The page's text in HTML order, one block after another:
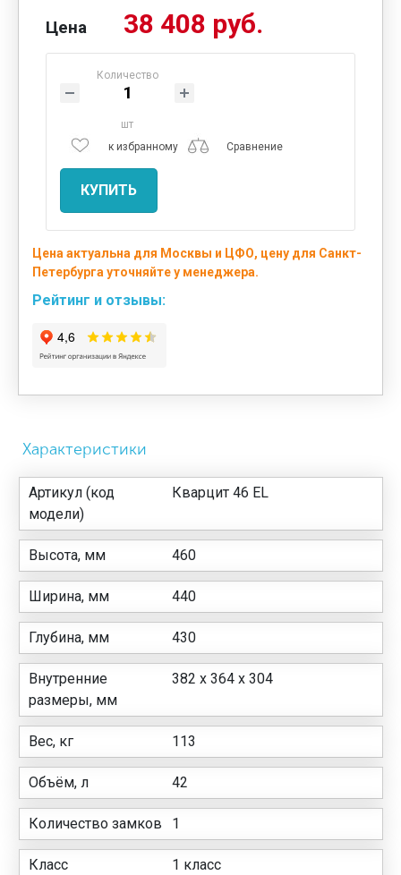
Цена 38 408 руб.
Количество
шт
к избранному
Сравнение
КУПИТЬ
Цена актуальна для Москвы и ЦФО, цену для Санкт-
Петербурга уточняйте у менеджера.
Рейтинг и отзывы:
Характеристики
Артикул (код
модели)
Кварцит 46 EL
Высота, мм 460
Ширина, мм 440
Глубина, мм 430
Внутренние
размеры, мм
382 x 364 x 304
Вес, кг 113
Объём, л 42
Количество замков 1
Класс
1 класс